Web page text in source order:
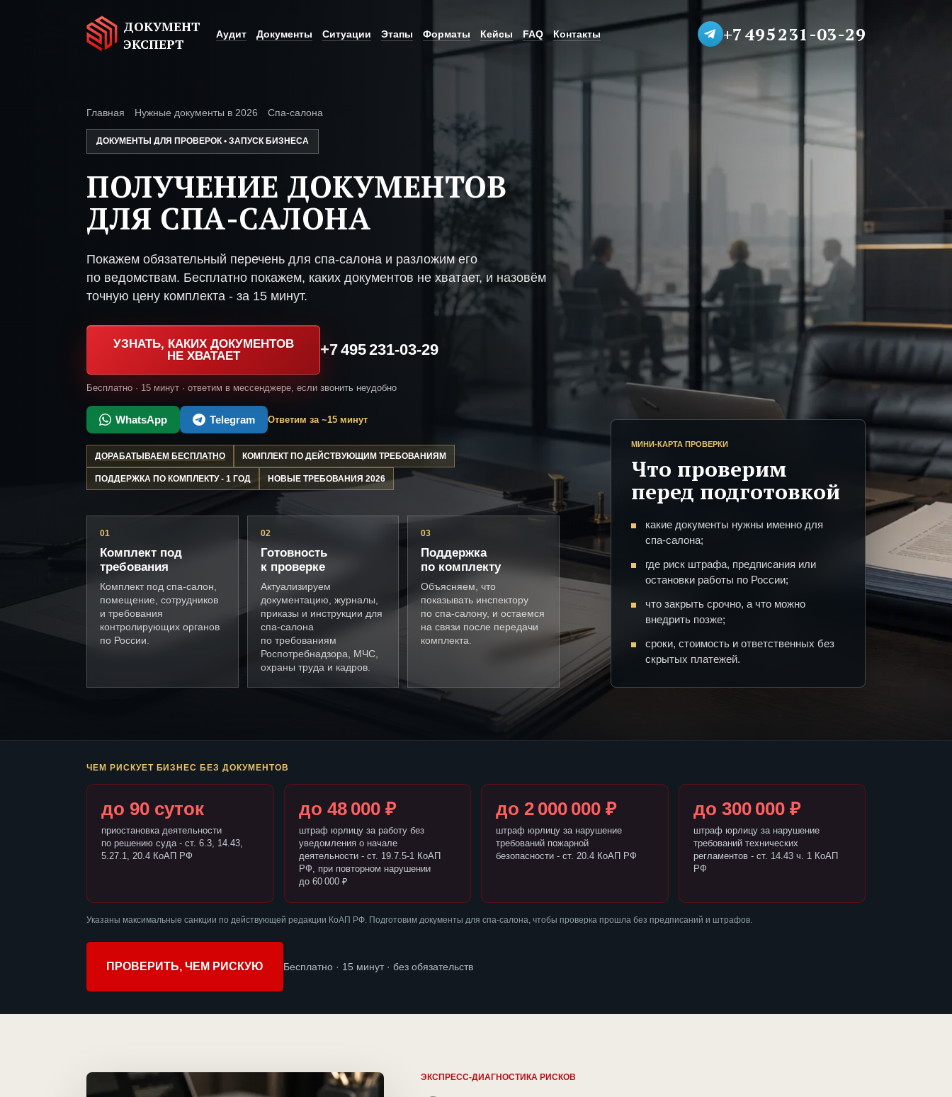
ДОКУМЕНТ
ЭКСПЕРТ
Аудит Документы Ситуации Этапы Форматы Кейсы FAQ Контакты +7 495 231-03-29
Главная Нужные документы в 2026 Спа-салона
ДОКУМЕНТЫ ДЛЯ ПРОВЕРОК • ЗАПУСК БИЗНЕСА
ПОЛУЧЕНИЕ ДОКУМЕНТОВ
ДЛЯ СПА-САЛОНА
Покажем обязательный перечень для спа-салона и разложим его
по ведомствам. Бесплатно покажем, каких документов не хватает, и назовём
точную цену комплекта - за 15 минут.
УЗНАТЬ, КАКИХ ДОКУМЕНТОВ
НЕ ХВАТАЕТ
+7 495 231-03-29
Бесплатно · 15 минут · ответим в мессенджере, если звонить неудобно
WhatsApp Telegram Ответим за ~15 минут
ДОРАБАТЫВАЕМ БЕСПЛАТНО КОМПЛЕКТ ПО ДЕЙСТВУЮЩИМ ТРЕБОВАНИЯМ
ПОДДЕРЖКА ПО КОМПЛЕКТУ - 1 ГОД НОВЫЕ ТРЕБОВАНИЯ 2026
01
Комплект под
требования
Комплект под спа-салон,
помещение, сотрудников
и требования
контролирующих органов
по России.
02
Готовность
к проверке
Актуализируем
документацию, журналы,
приказы и инструкции для
спа-салона
по требованиям
Роспотребнадзора, МЧС,
охраны труда и кадров.
03
Поддержка
по комплекту
Объясняем, что
показывать инспектору
по спа-салону, и остаемся
на связи после передачи
комплекта.
МИНИ-КАРТА ПРОВЕРКИ
Что проверим
перед подготовкой
какие документы нужны именно для
спа-салона;
где риск штрафа, предписания или
остановки работы по России;
что закрыть срочно, а что можно
внедрить позже;
сроки, стоимость и ответственных без
скрытых платежей.
ЧЕМ РИСКУЕТ БИЗНЕС БЕЗ ДОКУМЕНТОВ
до 90 суток
приостановка деятельности
по решению суда - ст. 6.3, 14.43,
5.27.1, 20.4 КоАП РФ
до 48 000 ₽
штраф юрлицу за работу без
уведомления о начале
деятельности - ст. 19.7.5-1 КоАП
РФ, при повторном нарушении
до 60 000 ₽
до 2 000 000 ₽
штраф юрлицу за нарушение
требований пожарной
безопасности - ст. 20.4 КоАП РФ
до 300 000 ₽
штраф юрлицу за нарушение
требований технических
регламентов - ст. 14.43 ч. 1 КоАП
РФ
Указаны максимальные санкции по действующей редакции КоАП РФ. Подготовим документы для спа-салона, чтобы проверка прошла без предписаний и штрафов.
ПРОВЕРИТЬ, ЧЕМ РИСКУЮ Бесплатно · 15 минут · без обязательств
ЭКСПРЕСС-ДИАГНОСТИКА РИСКОВ